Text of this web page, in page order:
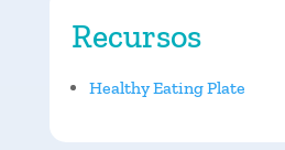
Recursos
Healthy Eating Plate